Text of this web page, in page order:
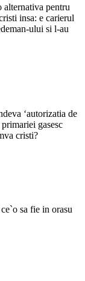
alternativa pentru
insa: e carierul
ului si l-au
‘autorizatia de
gasesc
cristi?
sa fie in orasu